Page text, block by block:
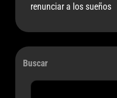
renunciar a los sueños
Buscar